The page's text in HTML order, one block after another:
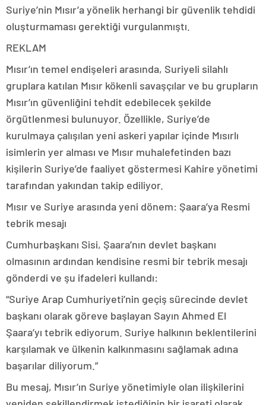
Suriye’nin Mısır’a yönelik herhangi bir güvenlik tehdidi
oluşturmaması gerektiği vurgulanmıştı.
REKLAM
Mısır’ın temel endişeleri arasında, Suriyeli silahlı
gruplara katılan Mısır kökenli savaşçılar ve bu grupların
Mısır’ın güvenliğini tehdit edebilecek şekilde
örgütlenmesi bulunuyor. Özellikle, Suriye’de
kurulmaya çalışılan yeni askeri yapılar içinde Mısırlı
isimlerin yer alması ve Mısır muhalefetinden bazı
kişilerin Suriye’de faaliyet göstermesi Kahire yönetimi
tarafından yakından takip ediliyor.
Mısır ve Suriye arasında yeni dönem: Şaara’ya Resmi
tebrik mesajı
Cumhurbaşkanı Sisi, Şaara’nın devlet başkanı
olmasının ardından kendisine resmi bir tebrik mesajı
gönderdi ve şu ifadeleri kullandı:
“Suriye Arap Cumhuriyeti’nin geçiş sürecinde devlet
başkanı olarak göreve başlayan Sayın Ahmed El
Şaara’yı tebrik ediyorum. Suriye halkının beklentilerini
karşılamak ve ülkenin kalkınmasını sağlamak adına
başarılar diliyorum.”
Bu mesaj, Mısır’ın Suriye yönetimiyle olan ilişkilerini